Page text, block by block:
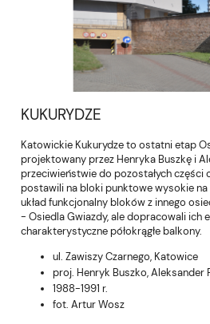
KUKURYDZE
Katowickie Kukurydze to ostatni etap
projektowany przez Henryka Buszkę i
przeciwieństwie do pozostałych części
postawili na bloki punktowe wysokie
układ funkcjonalny bloków z innego
- Osiedla Gwiazdy, ale dopracowali ich
charakterystyczne półokrągłe balkony.
ul. Zawiszy Czarnego, Katowice
proj. Henryk Buszko, Aleksander
1988-1991 r.
fot. Artur Wosz